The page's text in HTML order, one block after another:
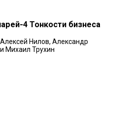
4 Тонкости бизнеса
Нилов, Александр
Михаил Трухин